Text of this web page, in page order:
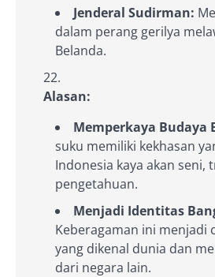
Jenderal Sudirman:
dalam perang gerilya
Belanda.
Alasan:
Memperkaya Budaya
suku memiliki kekhasan
Indonesia kaya akan seni,
pengetahuan.
Menjadi Identitas
Keberagaman ini menjadi
yang dikenal dunia dan
dari negara lain.